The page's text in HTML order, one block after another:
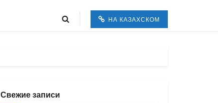
НА КАЗАХСКОМ
Свежие записи